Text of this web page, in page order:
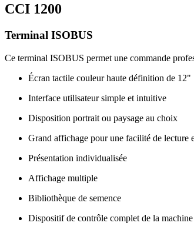
CCI 1200
Terminal ISOBUS
Ce terminal ISOBUS permet une commande
Écran tactile couleur haute définition de 12"
Interface utilisateur simple et intuitive
Disposition portrait ou paysage au choix
Grand affichage pour une facilité de lecture
Présentation individualisée
Affichage multiple
Bibliothèque de semence
Dispositif de contrôle complet de la machine